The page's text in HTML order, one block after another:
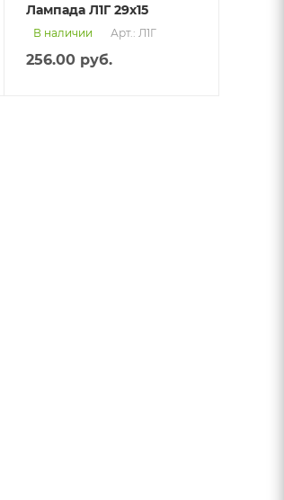
Лампада Л1Г 29х15
В наличии Арт.: Л1Г
256.00руб.